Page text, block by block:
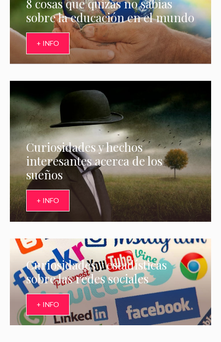
8 cosas que quizás no sabias
sobre la educación en el mundo
+ INFO
Curiosidades y hechos
interesantes acerca de los
sueños
+ INFO
Curiosidades y estadísticas
sobre las redes sociales
+ INFO